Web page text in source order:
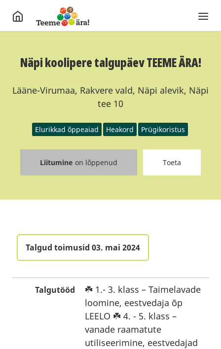
Näpi koolipere talgupäev TEEME ÄRA!
Lääne-Virumaa, Rakvere vald, Näpi alevik, Näpi
tee 10
Elurikkad õppeaiad Heakord Prügikoristus
Liitumine on lõppenud Toeta
Talgud toimusid 03. mai 2024
Talgutööd
☘️ 1.- 3. klass – Taimelavade
loomine, eestvedaja õp
LEELO ☘️ 4. - 5. klass –
vanade raamatute
utiliseerimine, eestvedajad